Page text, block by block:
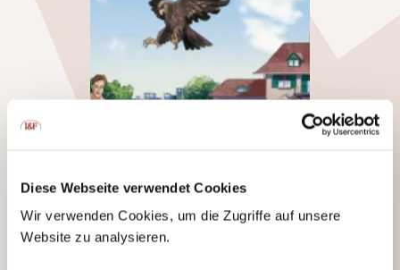
Diese Webseite verwendet Cookies
Wir verwenden Cookies, um die Zugriffe auf unsere
Website zu analysieren.